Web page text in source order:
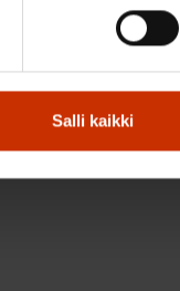
Salli kaikki
johtajaa